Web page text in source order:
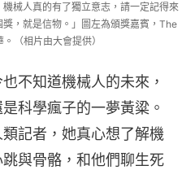
械人真的有了獨立意志，請一定記得來
，就是信物。」圖左為頒獎嘉賓，The
（相片由大會提供）
不知道機械人的未來，
科學瘋子的一夢黃粱。
記者，她真心想了解機
與骨骼，和他們聊生死